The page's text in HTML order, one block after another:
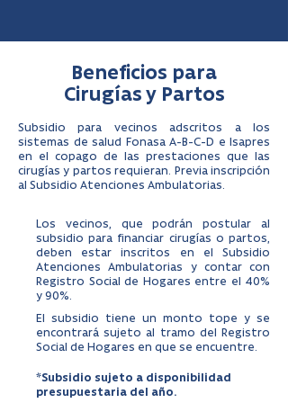
Beneficios para
Cirugías y Partos
Subsidio para vecinos adscritos a los
sistemas de salud Fonasa A-B-C-D e Isapres
en el copago de las prestaciones que las
cirugías y partos requieran. Previa inscripción
al Subsidio Atenciones Ambulatorias.
Los vecinos, que podrán postular al
subsidio para financiar cirugías o partos,
deben estar inscritos en el Subsidio
Atenciones Ambulatorias y contar con
Registro Social de Hogares entre el 40%
y 90%.
El subsidio tiene un monto tope y se
encontrará sujeto al tramo del Registro
Social de Hogares en que se encuentre.
*Subsidio sujeto a disponibilidad
presupuestaria del año.